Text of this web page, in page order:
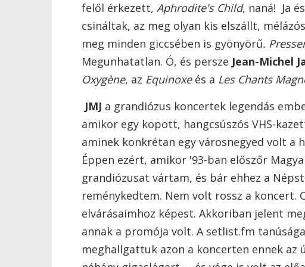
felől érkezett, Aphrodite's Child, naná! Ja
csináltak, az meg olyan kis elszállt,
meg minden giccsében is gyönyörű.
Megunhatatlan. Ó, és persze Jean-Michel
Oxygène, az Equinoxeés a Les Chants
JMJ a grandiózus koncertek legendás
amikor egy kopott, hangcsúszós VHS-
aminek konkrétan egy városnegyed volt a
Éppen ezért, amikor '93-ban előszőr
grandiózusat vártam, és bár ehhez a
reménykedtem. Nem volt rossz a koncert.
elvárásaimhoz képest. Akkoriban jelent
annak a promója volt. A setlist.fm
meghallgattuk azon a koncerten ennek az